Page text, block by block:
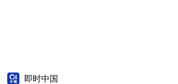
即时中国